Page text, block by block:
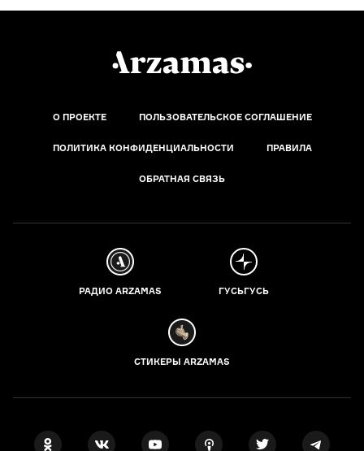
О ПРОЕКТЕ ПОЛЬЗОВАТЕЛЬСКОЕ СОГЛАШЕНИЕ
ПОЛИТИКА КОНФИДЕНЦИАЛЬНОСТИ ПРАВИЛА
ОБРАТНАЯ СВЯЗЬ
РАДИО ARZAMAS ГУСЬГУСЬ
СТИКЕРЫ ARZAMAS